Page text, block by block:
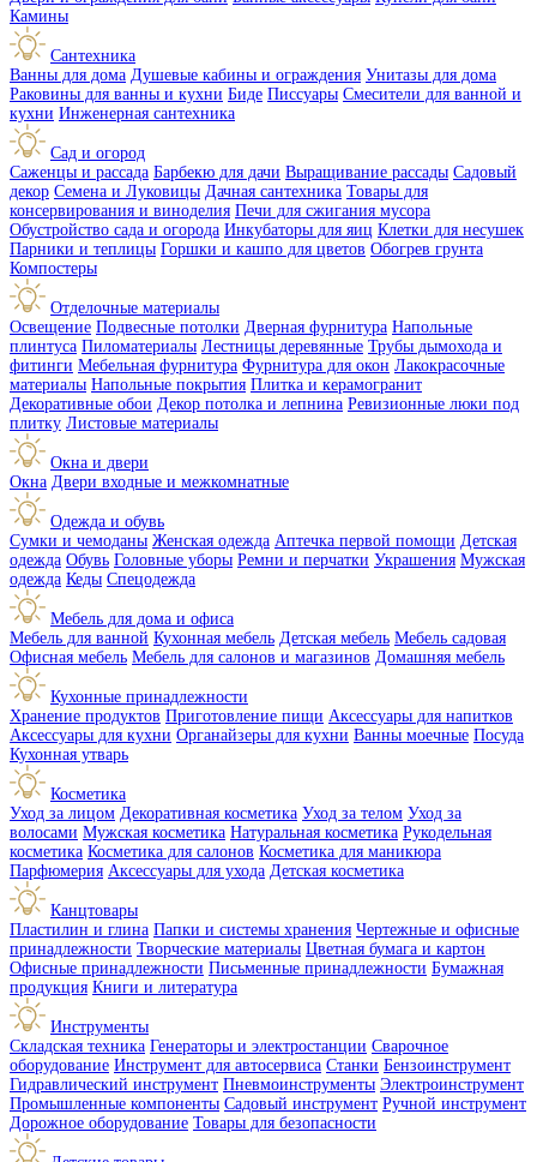
Камины
Сантехника
Ванны для дома Душевые кабины и ограждения Унитазы для дома
Раковины для ванны и кухни Биде Писсуары Смесители для ванной и
кухни Инженерная сантехника
Сад и огород
Саженцы и рассада Барбекю для дачи Выращивание рассады Садовый
декор Семена и Луковицы Дачная сантехника Товары для
консервирования и виноделия Печи для сжигания мусора
Обустройство сада и огорода Инкубаторы для яиц Клетки для несушек
Парники и теплицы Горшки и кашпо для цветов Обогрев грунта
Компостеры
Отделочные материалы
Освещение Подвесные потолки Дверная фурнитура Напольные
плинтуса Пиломатериалы Лестницы деревянные Трубы дымохода и
фитинги Мебельная фурнитура Фурнитура для окон Лакокрасочные
материалы Напольные покрытия Плитка и керамогранит
Декоративные обои Декор потолка и лепнина Ревизионные люки под
плитку Листовые материалы
Окна и двери
Окна Двери входные и межкомнатные
Одежда и обувь
Сумки и чемоданы Женская одежда Аптечка первой помощи Детская
одежда Обувь Головные уборы Ремни и перчатки Украшения Мужская
одежда Кеды Спецодежда
Мебель для дома и офиса
Мебель для ванной Кухонная мебель Детская мебель Мебель садовая
Офисная мебель Мебель для салонов и магазинов Домашняя мебель
Кухонные принадлежности
Хранение продуктов Приготовление пищи Аксессуары для напитков
Аксессуары для кухни Органайзеры для кухни Ванны моечные Посуда
Кухонная утварь
Косметика
Уход за лицом Декоративная косметика Уход за телом Уход за
волосами Мужская косметика Натуральная косметика Рукодельная
косметика Косметика для салонов Косметика для маникюра
Парфюмерия Аксессуары для ухода Детская косметика
Канцтовары
Пластилин и глина Папки и системы хранения Чертежные и офисные
принадлежности Творческие материалы Цветная бумага и картон
Офисные принадлежности Письменные принадлежности Бумажная
продукция Книги и литература
Инструменты
Складская техника Генераторы и электростанции Сварочное
оборудование Инструмент для автосервиса Станки Бензоинструмент
Гидравлический инструмент Пневмоинструменты Электроинструмент
Промышленные компоненты Садовый инструмент Ручной инструмент
Дорожное оборудование Товары для безопасности